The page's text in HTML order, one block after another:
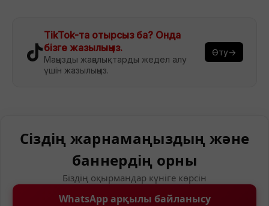
TikTok-та отырсыз ба? Онда
бізге жазылыңыз.
Маңызды жаңалықтарды жедел алу
үшін жазылыңыз.
Өту→
Сіздің жарнамаңыздың және
баннердің орны
Біздің оқырмандар күніге көрсін
WhatsApp арқылы байланысу